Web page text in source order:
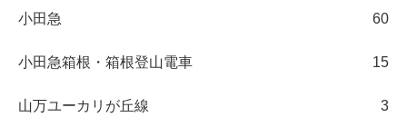
小田急 60
小田急箱根・箱根登山電車 15
山万ユーカリが丘線 3